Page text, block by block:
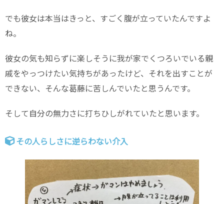
でも彼女は本当はきっと、すごく腹が立っていたんですよ
ね。
彼女の気も知らずに楽しそうに我が家でくつろいでいる親
戚をやっつけたい気持ちがあったけど、それを出すことが
できない、そんな葛藤に苦しんでいたと思うんです。
そして自分の無力さに打ちひしがれていたと思います。
その人らしさに逆らわない介入